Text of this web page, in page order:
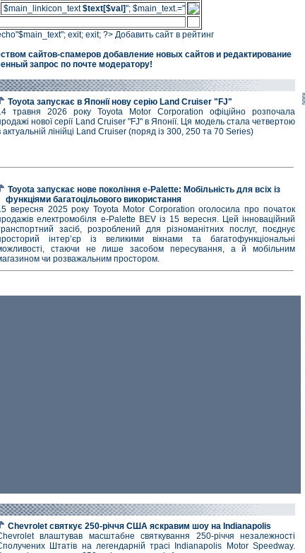
$main_linkicon_text$text[$val]"; $main_text.="
exit; exit; ?> Добавить сайт в рейтинг
сайтов-спамеров добавление новых сайтов и редактирование
запрос по почте модератору!
Toyota запускає в Японії нову серію Land Cruiser "FJ"
травня 2026 року Toyota Motor Corporation офіційно розпочала
нової серії Land Cruiser "FJ" в Японії. Ця модель стала четвертою
актуальній лінійці Land Cruiser (поряд із 300, 250 та 70 Series)
Toyota запускає нове покоління e-Palette: Мобільність для всіх із
функціями багатоцільового використання
вересня 2025 року Toyota Motor Corporation оголосила про початок
електромобіля e-Palette BEV із 15 вересня. Цей інноваційний
засіб, розроблений для різноманітних послуг, поєднує
інтер’єр із великими вікнами та багатофункціональні
стаючи не лише засобом пересування, а й мобільним
чи розважальним простором.
Chevrolet святкує 250-річчя США яскравим шоу на Indianapolis
влаштував масштабне святкування 250-річчя незалежності
Штатів на легендарній трасі Indianapolis Motor Speedway.